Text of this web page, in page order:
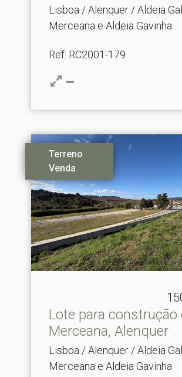
Lisboa / Alenquer / Aldeia
Merceana e Aldeia Gavinha
Ref: RC2001-179
Terreno
Venda
Lote para construção
Merceana, Alenquer
Lisboa / Alenquer / Aldeia
Merceana e Aldeia Gavinha